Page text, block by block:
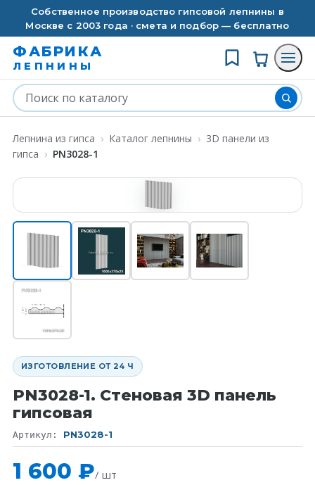
Собственное производство гипсовой лепнины в
Москве с 2003 года · смета и подбор — бесплатно
ФАБРИКА
ЛЕПНИНЫ
Лепнина из гипса › Каталог лепнины › 3D панели из
гипса › PN3028-1
ИЗГОТОВЛЕНИЕ ОТ 24 Ч
PN3028-1. Стеновая 3D панель
гипсовая
Артикул: PN3028-1
1 600 ₽/ шт